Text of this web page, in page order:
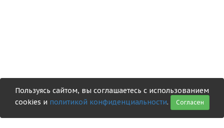
Пользуясь сайтом, вы соглашаетесь с использованием
cookies и политикой конфиденциальности. Согласен